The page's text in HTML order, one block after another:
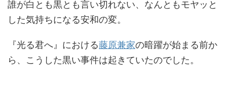
誰が白とも黒とも言い切れない、なんともモヤッと
した気持ちになる安和の変。
『光る君へ』における藤原兼家の暗躍が始まる前か
ら、こうした黒い事件は起きていたのでした。